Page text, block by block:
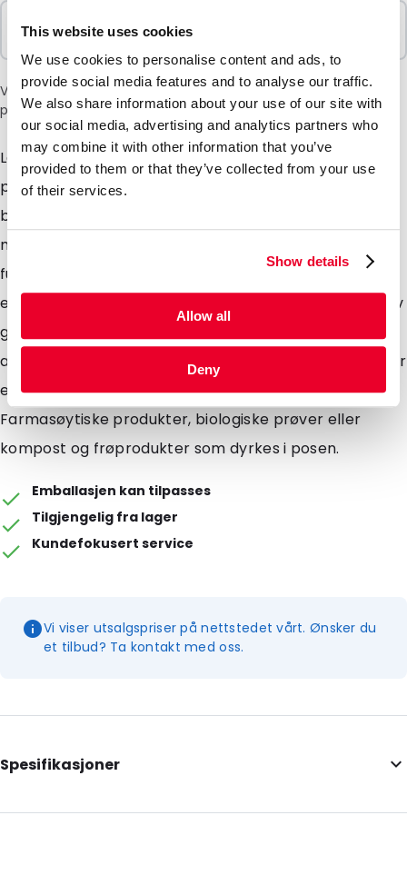
This website uses cookies
We use cookies to personalise content and ads, to
provide social media features and to analyse our traffic.
We also share information about your use of our site with
our social media, advertising and analytics partners who
may combine it with other information that you’ve
provided to them or that they’ve collected from your use
of their services.
Show details
Allow all
Deny
100 Enheter
Vær oppmerksom på: et tillegg på 6 % vil bli lagt til i kassen
på grunn av den nåværende situasjonen i Midtøsten.
Lamizip-poser er egnet for både våte og tørre
produkter som krever emballasje med høye
barriereegenskaper. Laget av en kombinasjon av
materialer for å gi maksimal beskyttelse mot
fuktighet, luft og lys. Lamizip-poser leveres også med
en grepslukking som kan åpnes og lukkes hundrevis av
ganger. Den selvbærende, runde bunnkilen sørger for
at posene kan stå fritt på butikkhyllene. Lamizip-poser
er ideelle for matvarer, både våte og tørre.
Farmasøytiske produkter, biologiske prøver eller
kompost og frøprodukter som dyrkes i posen.
Emballasjen kan tilpasses
Tilgjengelig fra lager
Kundefokusert service
Vi viser utsalgspriser på nettstedet vårt. Ønsker du
et tilbud? Ta kontakt med oss.
Spesifikasjoner
Internal Length: 200